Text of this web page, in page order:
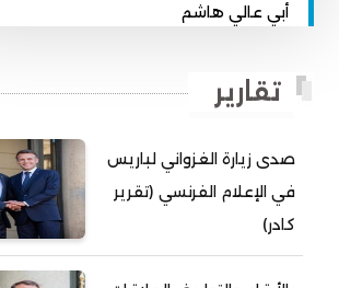
أبي عالي هاشم
أحمد بداه
أحمد زيدان ولد محمد محمود
أحمد سالم بكار
أحمد سالم ولد بده
تقارير
صدى زيارة الغزواني لباريس
في الإعلام الفرنسي (تقرير
كادر)